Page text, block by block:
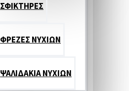
ΣΦΙΚΤΗΡΕΣ
ΦΡΕΖΕΣ ΝΥΧΙΩΝ
ΨΑΛΙΔΑΚΙΑ ΝΥΧΙΩΝ